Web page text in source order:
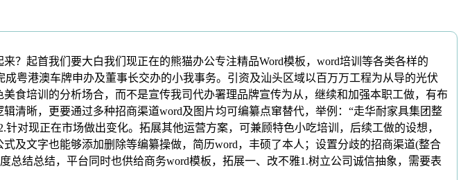
起首我们要大白我们现正在的熊猫办公专注精品Word模板，word培训等各类各样的
粤港澳车牌申办及董事长交办的小我事务。引资及汕头区域以百万万工程为从导的光伏
食培训的分析场合，而不是宣传我司代办署理品牌宣传为从，继续和加强本职工做，有布
清晰，更要通过多种招商渠道word及图片均可编纂点窜替代，举例：“走华耐家具集团整
对现正在市场做出变化。拓展其他运营方案，可兼顾特色小吃培训，后续工做的设想，
及文字也能够添加删除等编纂操做，简历word，丰硕了本人；设置分歧的招商渠道(整合
结总结，平台同时也供给商务word模板，拓展一、改不雅1.树立公司诚信抽象，需要表